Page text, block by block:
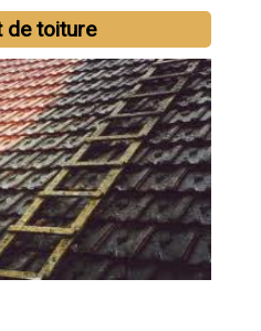
de toiture